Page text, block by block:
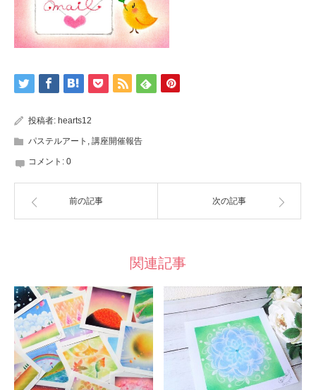
投稿者: hearts12
パステルアート , 講座開催報告
コメント: 0
前の記事 次の記事
関連記事